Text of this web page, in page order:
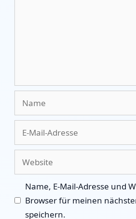
Name, E-Mail-Adresse und
Browser für meinen
speichern.